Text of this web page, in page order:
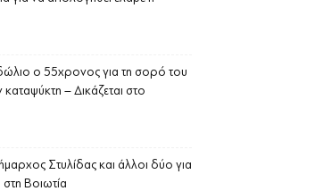
ο 55χρονος για τη σορό του
– Δικάζεται στο
Στυλίδας και άλλοι δύο για
Βοιωτία